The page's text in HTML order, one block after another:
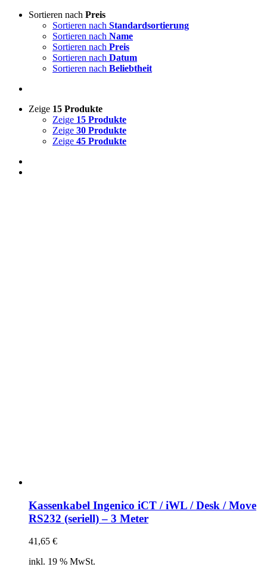
Sortieren nach Preis
Sortieren nach Standardsortierung
Sortieren nach Name
Sortieren nach Preis
Sortieren nach Datum
Sortieren nach Beliebtheit
Zeige 15 Produkte
Zeige 15 Produkte
Zeige 30 Produkte
Zeige 45 Produkte
Kassenkabel Ingenico iCT / iWL / Desk / Move
RS232 (seriell) – 3 Meter
41,65 €
inkl. 19 % MwSt.